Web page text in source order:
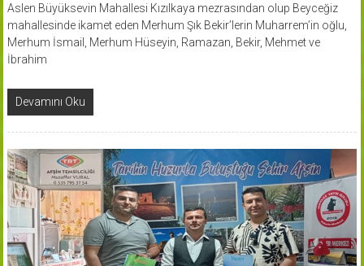
Aslen Büyüksevin Mahallesi Kızılkaya mezrasından olup Beyceğiz
mahallesinde ikamet eden Merhum Şık Bekir’lerin Muharrem’in oğlu,
Merhum İsmail, Merhum Hüseyin, Ramazan, Bekir, Mehmet ve
İbrahim
Devamını Oku